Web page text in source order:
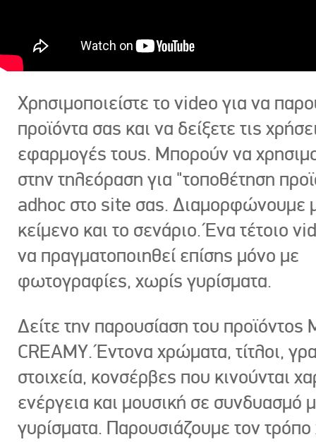
Χρησιμοποιείστε το video για να
προϊόντα σας και να δείξετε τις
εφαρμογές τους. Μπορούν να
στην τηλεόραση για "τοποθέτηση
adhoc στο site σας. Διαμορφώνουμε
κείμενο και το σενάριο. Ένα τέτοιο
να πραγματοποιηθεί επίσης μόνο με
φωτογραφίες, χωρίς γυρίσματα.
Δείτε την παρουσίαση του προϊόντος
CREAMY. Έντονα χρώματα, τίτλοι,
στοιχεία, κονσέρβες που κινούνται
ενέργεια και μουσική σε συνδυασμό
γυρίσματα. Παρουσιάζουμε τον